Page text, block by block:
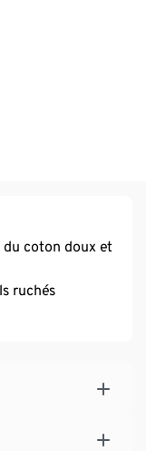
du coton doux et
ruchés